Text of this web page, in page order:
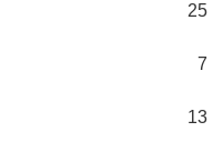
25
7
13